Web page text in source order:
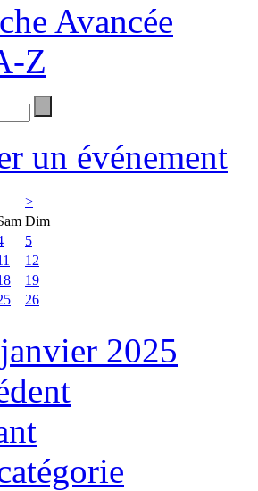
Avancée
Z
un événement
>
Dim
5
12
19
26
janvier 2025